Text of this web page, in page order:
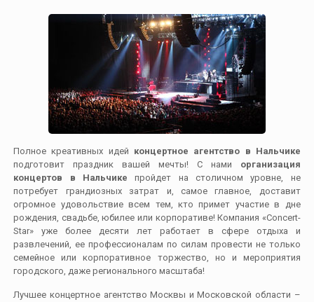
Полное креативных идей концертное агентство в Нальчике
подготовит праздник вашей мечты! С нами организация
концертов в Нальчике пройдет на столичном уровне, не
потребует грандиозных затрат и, самое главное, доставит
огромное удовольствие всем тем, кто примет участие в дне
рождения, свадьбе, юбилее или корпоративе! Компания «Concert-
Star» уже более десяти лет работает в сфере отдыха и
развлечений, ее профессионалам по силам провести не только
семейное или корпоративное торжество, но и мероприятия
городского, даже регионального масштаба!
Лучшее концертное агентство Москвы и Московской области –